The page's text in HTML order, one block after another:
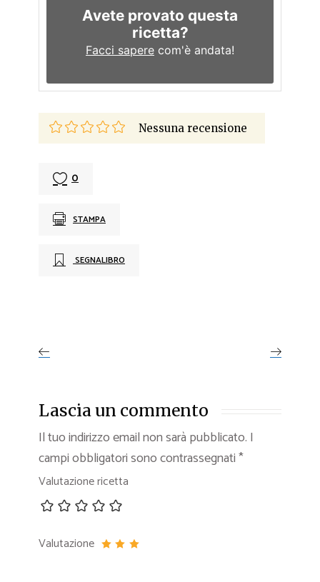
Avete provato questa
ricetta?
Facci sapere com'è andata!
Nessuna recensione
0
STAMPA
SEGNALIBRO
Lascia un commento
Il tuo indirizzo email non sarà pubblicato. I
campi obbligatori sono contrassegnati*
Valutazione ricetta
Valutazione